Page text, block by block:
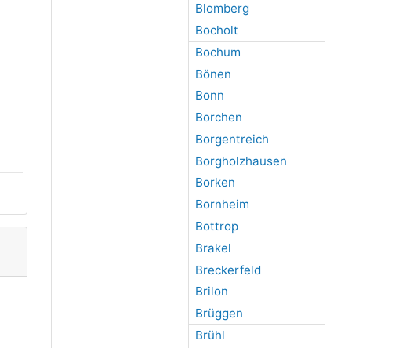
Blomberg
Bocholt
Bochum
Bönen
Bonn
Borchen
Borgentreich
Borgholzhausen
Borken
Bornheim
Bottrop
Brakel
Breckerfeld
Brilon
Brüggen
Brühl